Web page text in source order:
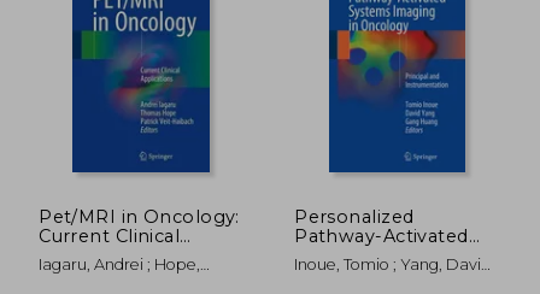
45% 45%
dcto.
Pet/MRI in Oncology:
Current Clinical
Applications (en
Inglés)
Iagaru, Andrei ; Hope,
Personalized
Pathway-Activated
Systems Imaging in
Oncology: Principal
Inoue, Tomio ; Yang, David ;